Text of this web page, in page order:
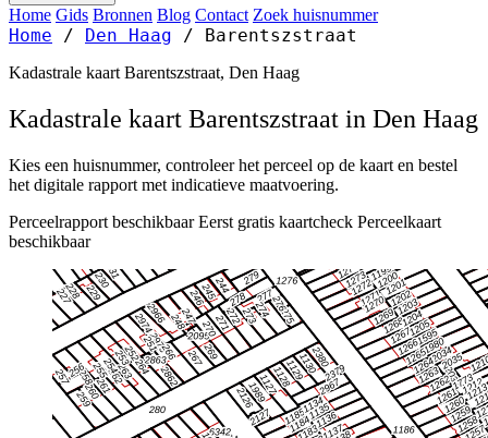
Home Gids Bronnen Blog Contact Zoek huisnummer
Home / Den Haag / Barentszstraat
Kadastrale kaart Barentszstraat, Den Haag
Kadastrale kaart Barentszstraat in Den Haag
Kies een huisnummer, controleer het perceel op de kaart en bestel
het digitale rapport met indicatieve maatvoering.
Perceelrapport beschikbaar Eerst gratis kaartcheck Perceelkaart
beschikbaar